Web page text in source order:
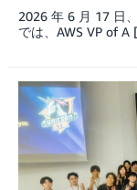
2026 年 6 月 17 日
では、AWS VP of